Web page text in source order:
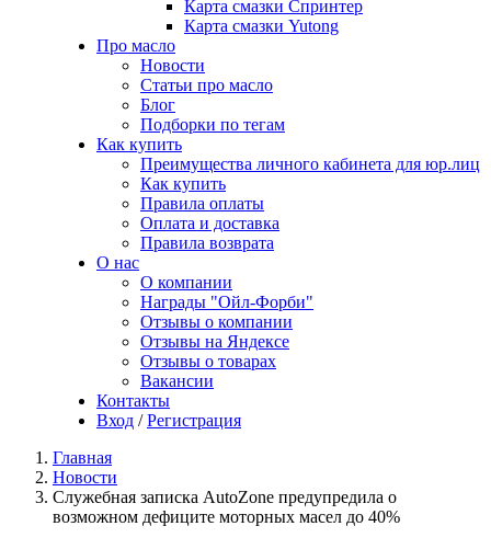
Карта смазки Спринтер
Карта смазки Yutong
Про масло
Новости
Статьи про масло
Блог
Подборки по тегам
Как купить
Преимущества личного кабинета для юр.лиц
Как купить
Правила оплаты
Оплата и доставка
Правила возврата
О нас
О компании
Награды "Ойл-Форби"
Отзывы о компании
Отзывы на Яндексе
Отзывы о товарах
Вакансии
Контакты
Вход / Регистрация
Главная
Новости
Служебная записка AutoZone предупредила о
возможном дефиците моторных масел до 40%